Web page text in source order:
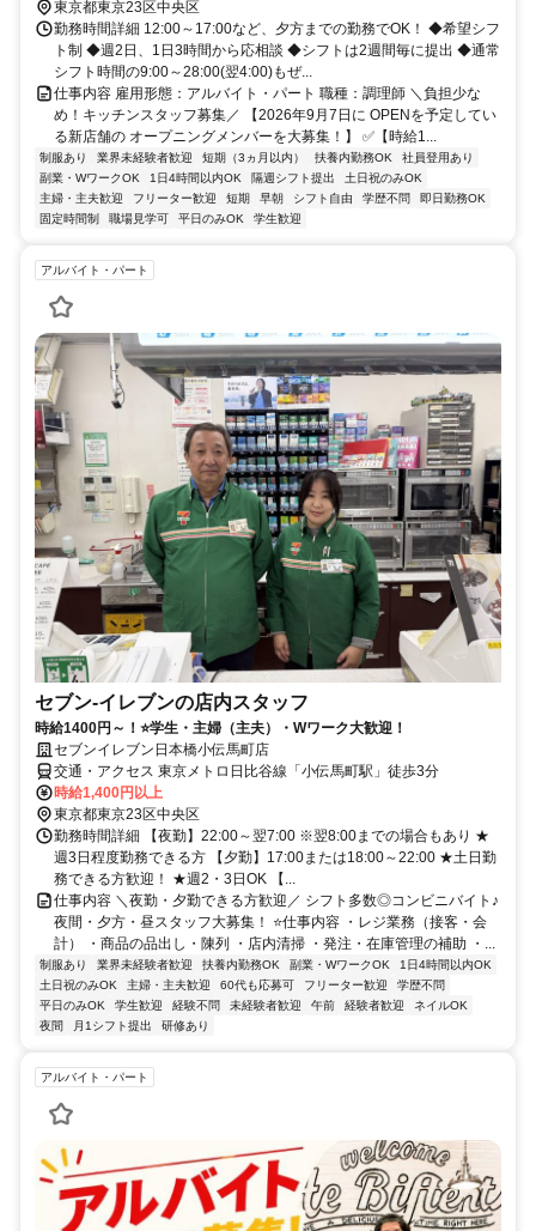
東京都東京23区中央区
勤務時間詳細 12:00～17:00など、夕方までの勤務でOK！ ◆希望シフ
ト制 ◆週2日、1日3時間から応相談 ◆シフトは2週間毎に提出 ◆通常
シフト時間の9:00～28:00(翌4:00)もぜ...
仕事内容 雇用形態：アルバイト・パート 職種：調理師 ＼負担少な
め！キッチンスタッフ募集／ 【2026年9月7日に OPENを予定してい
る新店舗の オープニングメンバーを大募集！】 ✅【時給1...
制服あり 業界未経験者歓迎 短期（3ヵ月以内） 扶養内勤務OK
社員登用あり
副業・WワークOK
1日4時間以内OK 隔週シフト提出
土日祝のみOK
主婦・主夫歓迎
フリーター歓迎 短期 早朝 シフト自由 学歴不問
即日勤務OK
固定時間制
職場見学可 平日のみOK 学生歓迎
アルバイト・パート
セブン-イレブンの店内スタッフ
時給1400円～！⭐学生・主婦（主夫）・Wワーク大歓迎！
セブンイレブン日本橋小伝馬町店
交通・アクセス 東京メトロ日比谷線「小伝馬町駅」徒歩3分
時給1,400円以上
東京都東京23区中央区
勤務時間詳細 【夜勤】22:00～翌7:00 ※翌8:00までの場合もあり ★
週3日程度勤務できる方 【夕勤】17:00または18:00～22:00 ★土日勤
務できる方歓迎！ ★週2・3日OK 【...
仕事内容 ＼夜勤・夕勤できる方歓迎／ シフト多数◎コンビニバイト♪
夜間・夕方・昼スタッフ大募集！ ⭐仕事内容 ・レジ業務（接客・会
計） ・商品の品出し・陳列 ・店内清掃 ・発注・在庫管理の補助 ・...
制服あり 業界未経験者歓迎 扶養内勤務OK 副業・WワークOK
1日4時間以内OK
土日祝のみOK
主婦・主夫歓迎 60代も応募可 フリーター歓迎
学歴不問
平日のみOK
学生歓迎 経験不問 未経験者歓迎 午前 経験者歓迎
ネイルOK
夜間
月1シフト提出 研修あり
アルバイト・パート